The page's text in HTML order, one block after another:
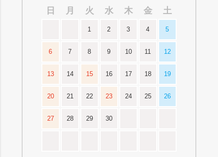
日
月 火 水 木 金 土
1 2 3 4 5
6 7 8 9 10 11 12
13 14 15 16 17 18 19
20 21 22 23 24 25 26
27 28 29 30